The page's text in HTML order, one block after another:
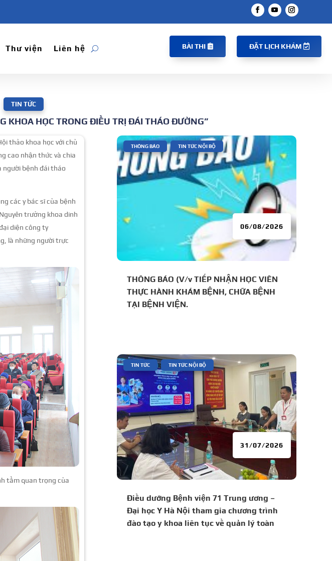
Thư viện Liên hệ BÀI THI ĐẶT LỊCH KHÁM
TIN TỨC
KHOA HỌC TRONG ĐIỀU TRỊ ĐÁI THÁO ĐƯỜNG”
thảo khoa học với chủ
cao nhận thức và chia
người bệnh đái tháo
các y bác sĩ của bệnh
trưởng khoa dinh
diện công ty
là những người trực
tầm quan trọng của
THÔNG BÁO (V/v TIẾP NHẬN HỌC VIÊN
THỰC HÀNH KHÁM BỆNH, CHỮA BỆNH
TẠI BỆNH VIỆN.
06/08/2026
THÔNG BÁO TIN TỨC NỘI BỘ
Điều dưỡng Bệnh viện 71 Trung ương –
Đại học Y Hà Nội tham gia chương trình
đào tạo y khoa liên tục về quản lý toàn
31/07/2026
TIN TỨC TIN TỨC NỘI BỘ